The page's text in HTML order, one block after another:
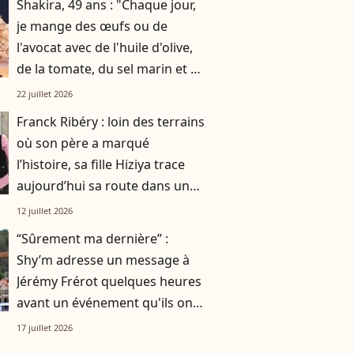
Shakira, 49 ans : "Chaque jour,
je mange des œufs ou de
l'avocat avec de l'huile d'olive,
de la tomate, du sel marin et un
smoothie"
22 juillet 2026
Franck Ribéry : loin des terrains
où son père a marqué
l’histoire, sa fille Hiziya trace
aujourd’hui sa route dans un
tout autre univers
12 juillet 2026
“Sûrement ma dernière” :
Shy’m adresse un message à
Jérémy Frérot quelques heures
avant un événement qu'ils ont
vécu ensemble
17 juillet 2026